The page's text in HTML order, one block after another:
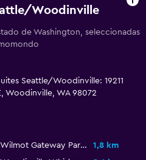
Woodinville
de Washington, seleccionadas
Seattle/Woodinville: 19211
Woodinville, WA 98072
Wilmot Gateway Park
1,8 km